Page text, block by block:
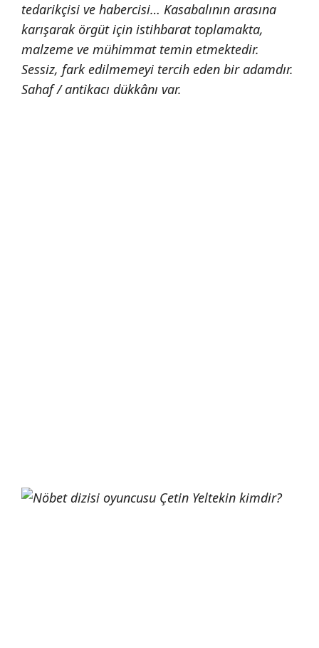
tedarikçisi ve habercisi… Kasabalının arasına
karışarak örgüt için istihbarat toplamakta,
malzeme ve mühimmat temin etmektedir.
Sessiz, fark edilmemeyi tercih eden bir adamdır.
Sahaf / antikacı dükkânı var.